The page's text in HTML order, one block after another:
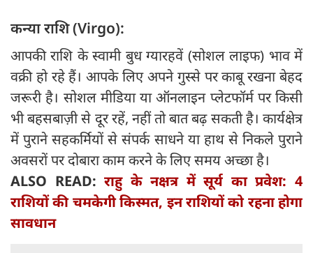
कन्या राशि (Virgo):
आपकी राशि के स्वामी बुध ग्यारहवें (सोशल लाइफ) भाव में
वक्री हो रहे हैं। आपके लिए अपने गुस्से पर काबू रखना बेहद
जरूरी है। सोशल मीडिया या ऑनलाइन प्लेटफॉर्म पर किसी
भी बहसबाज़ी से दूर रहें, नहीं तो बात बढ़ सकती है। कार्यक्षेत्र
में पुराने सहकर्मियों से संपर्क साधने या हाथ से निकले पुराने
अवसरों पर दोबारा काम करने के लिए समय अच्छा है।
ALSO READ:राहु के नक्षत्र में सूर्य का प्रवेश: 4
राशियों की चमकेगी किस्मत, इन राशियों को रहना होगा
सावधान